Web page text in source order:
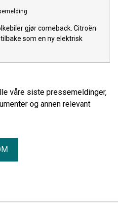
gjør comeback. Citroën
som en ny elektrisk
våre siste pressemeldinger,
og annen relevant